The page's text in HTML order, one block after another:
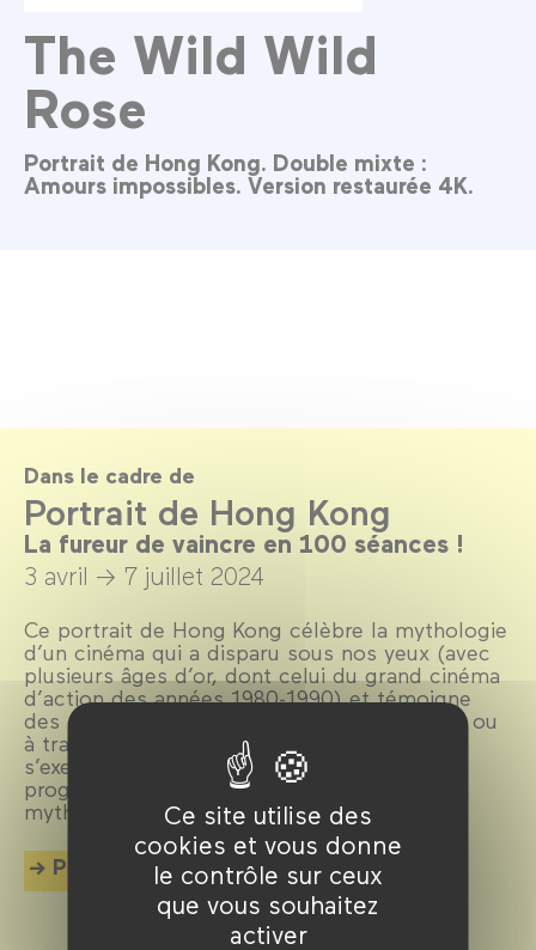
Ce site utilise des
cookies et vous donne
le contrôle sur ceux
que vous souhaitez
activer
The Wild Wild
Rose
Portrait de Hong Kong. Double mixte :
Amours impossibles. Version restaurée 4K.
Dans le cadre de
Portrait de Hong Kong
La fureur de vaincre en 100 séances !
3 avril → 7 juillet 2024
Ce portrait de Hong Kong célèbre la mythologie
d’un cinéma qui a disparu sous nos yeux (avec
plusieurs âges d’or, dont celui du grand cinéma
d’action des années 1980-1990) et témoigne
des enjeux politiques du moment, sur place ou
à travers la diaspora, face aux censures qui
s’exercent sur les œuvres et les artistes. Ce
programme fait ainsi dialoguer passé
mythologique et présent politique.
Plus d'info